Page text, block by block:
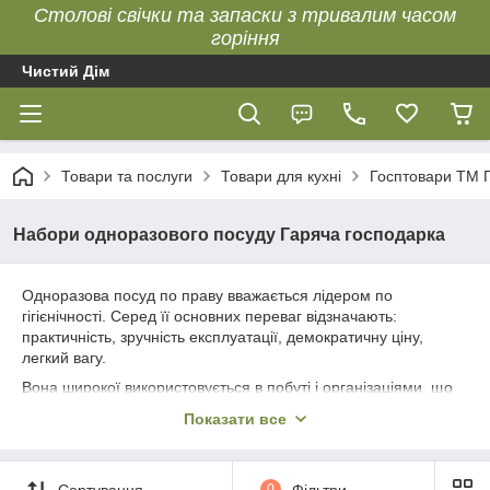
Столові свічки та запаски з тривалим часом
горіння
Чистий Дім
Товари та послуги Товари для кухні Госптовари ТМ
Набори одноразового посуду Гаряча господарка
Одноразова посуд по праву вважається лідером по
гігієнічності. Серед її основних переваг відзначають:
практичність, зручність експлуатації, демократичну ціну,
легкий вагу.
Вона широкої використовується в побуті і організаціями, що
Сьогодні важко уявити відпочинок на свіжому повітрі, пікнік
Показати все